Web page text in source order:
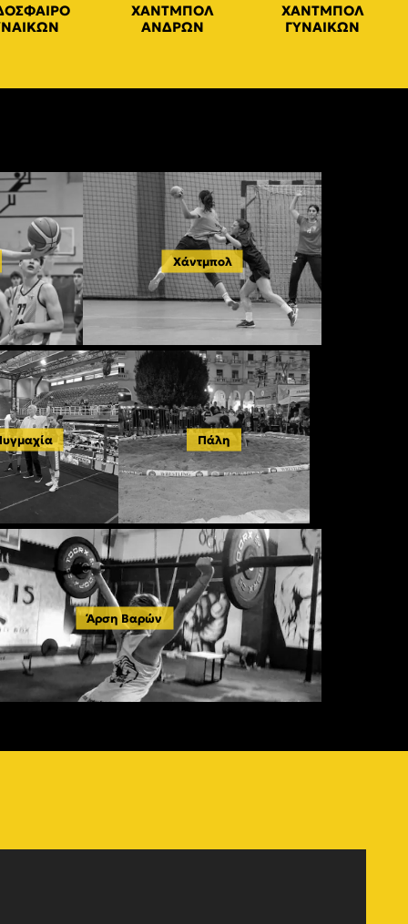
ΧΑΝΤΜΠΟΛ
ΑΝΔΡΩΝ
ΧΑΝΤΜΠΟΛ
ΓΥΝΑΙΚΩΝ
Χάντμπολ
Πάλη
Άρση Βαρών